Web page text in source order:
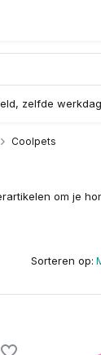
zelfde
Coolpets
om je
Sorteren op: